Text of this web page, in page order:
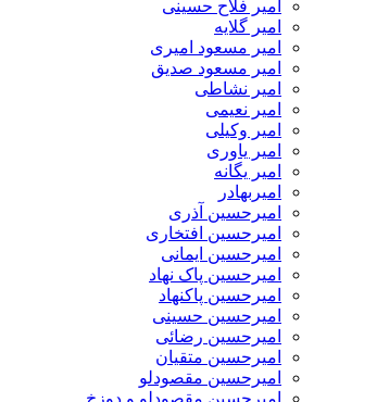
امیر فلاح حسینی
امیر گلایه
امیر مسعود امیری
امیر مسعود صدیق
امیر نشاطی
امیر نعیمی
امیر وکیلی
امیر یاوری
امیر یگانه
امیربهادر
امیرحسین آذری
امیرحسین افتخاری
امیرحسین ایمانی
امیرحسین پاک نهاد
امیرحسین پاکنهاد
امیرحسین حسینی
امیرحسین رضائی
امیرحسین متقیان
امیرحسین مقصودلو